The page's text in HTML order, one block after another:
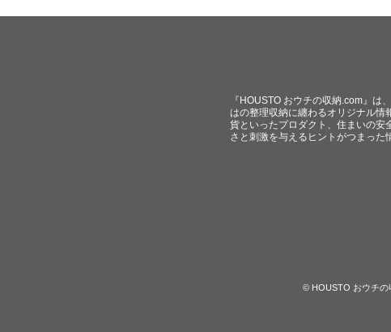
『HOUSTO おウチの収納.com』
はの整理収納に纏わるオリジナル
貨といったプロダクト、住まいの安
さと刺激を与えるヒントがつまった
© HOUSTO おウチの